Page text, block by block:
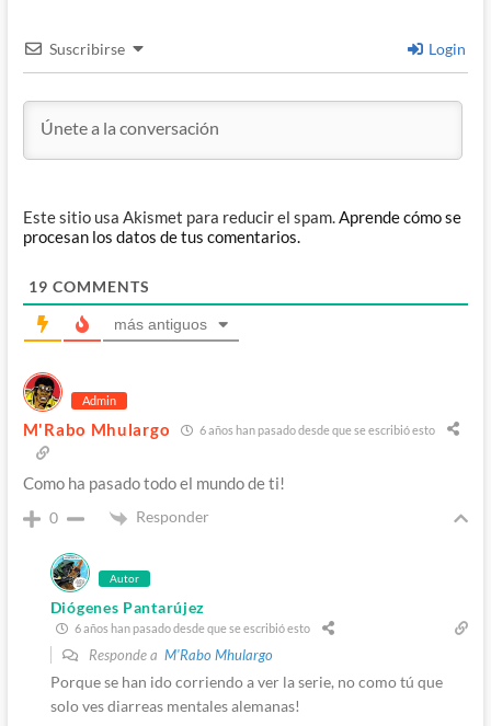
Suscribirse Login
Este sitio usa Akismet para reducir el spam.Aprende cómo se
procesan los datos de tus comentarios.
19 COMMENTS
más antiguos
Admin
M'Rabo Mhulargo 6 años han pasado desde que se escribió esto
Como ha pasado todo el mundo de ti!
0 Responder
Autor
Diógenes Pantarújez
6 años han pasado desde que se escribió esto
Responde a M'Rabo Mhulargo
Porque se han ido corriendo a ver la serie, no como tú que
solo ves diarreas mentales alemanas!